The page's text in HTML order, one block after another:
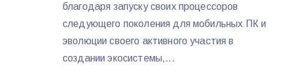
благодаря запуску своих процессоров
следующего поколения для мобильных ПК и
эволюции своего активного участия в
создании экосистемы,...